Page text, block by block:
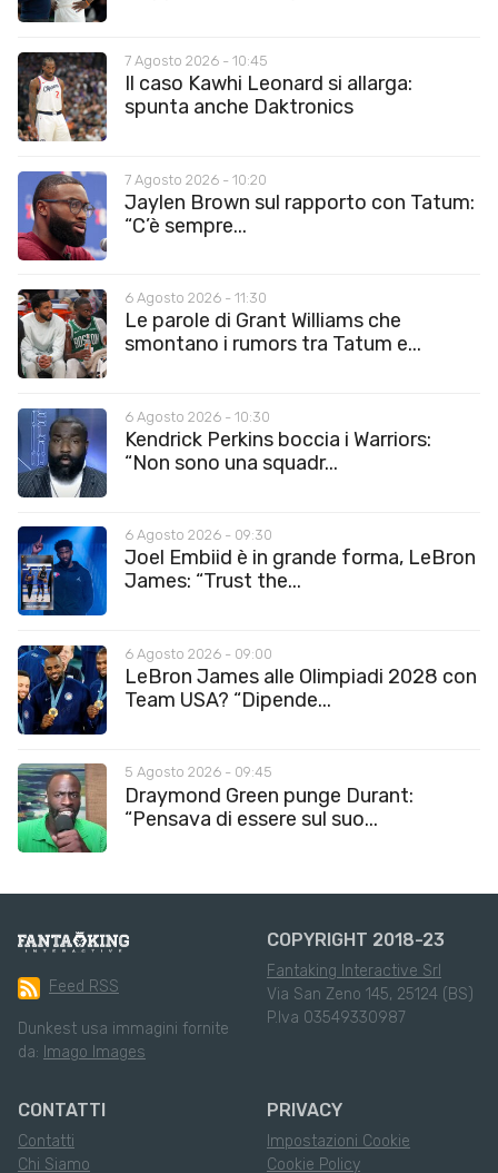
7 Agosto 2026 - 10:45
Il caso Kawhi Leonard si allarga:
spunta anche Daktronics
7 Agosto 2026 - 10:20
Jaylen Brown sul rapporto con Tatum:
“C’è sempre...
6 Agosto 2026 - 11:30
Le parole di Grant Williams che
smontano i rumors tra Tatum e...
6 Agosto 2026 - 10:30
Kendrick Perkins boccia i Warriors:
“Non sono una squadr...
6 Agosto 2026 - 09:30
Joel Embiid è in grande forma, LeBron
James: “Trust the...
6 Agosto 2026 - 09:00
LeBron James alle Olimpiadi 2028 con
Team USA? “Dipende...
5 Agosto 2026 - 09:45
Draymond Green punge Durant:
“Pensava di essere sul suo...
Feed RSS
Dunkest usa immagini fornite
da: Imago Images
COPYRIGHT 2018-23
Fantaking Interactive Srl
Via San Zeno 145, 25124 (BS)
P.Iva 03549330987
CONTATTI
Contatti
Chi Siamo
PRIVACY
Impostazioni Cookie
Cookie Policy